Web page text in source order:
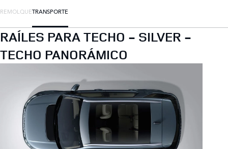
REMOLQUETRANSPORTE
RAÍLES PARA TECHO - SILVER -
TECHO PANORÁMICO